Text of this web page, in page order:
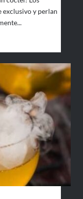
exclusivo y perlan